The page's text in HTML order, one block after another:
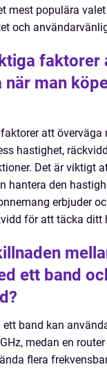
mest populära
och
faktorer
när man
att överväga
hastighet,
Det är viktigt
hantera den
erbjuder
för att täcka ditt
ett band
ett band kan
medan en
flera